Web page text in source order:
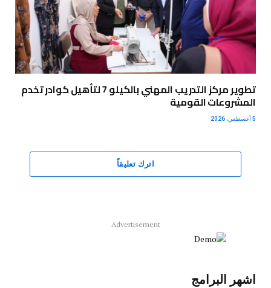
تطوير مركز التدريب المهني بالكيلو 7 لتأهيل كوادر تخدم
المشروعات القومية
5 أغسطس، 2026
اترك تعليقاً
Advertisement
اشهر البرامج